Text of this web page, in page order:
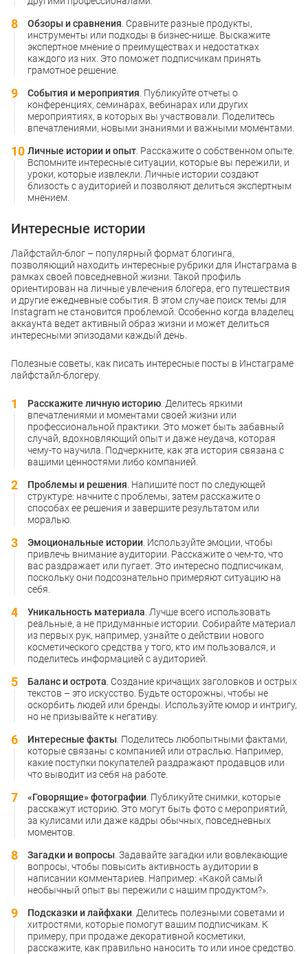
Обзоры и сравнения . Сравните разные продукты,
инструменты или подходы в бизнес-нише. Выскажите
экспертное мнение о преимуществах и недостатках
каждого из них. Это поможет подписчикам принять
грамотное решение.
События и мероприятия . Публикуйте отчеты о
конференциях, семинарах, вебинарах или других
мероприятиях, в которых вы участвовали. Поделитесь
впечатлениями, новыми знаниями и важными моментами.
Личные истории и опыт . Расскажите о собственном опыте.
Вспомните интересные ситуации, которые вы пережили, и
уроки, которые извлекли. Личные истории создают
близость с аудиторией и позволяют делиться экспертным
мнением.
Интересные истории
Лайфстайл-блог – популярный формат блогинга,
позволяющий находить интересные рубрики для Инстаграма в
рамках своей повседневной жизни. Такой профиль
ориентирован на личные увлечения блогера, его путешествия
и другие ежедневные события. В этом случае поиск темы для
Instagram не становится проблемой. Особенно когда владелец
аккаунта ведет активный образ жизни и может делиться
интересными эпизодами каждый день.
Полезные советы, как писать интересные посты в Инстаграме
лайфстайл-блогеру.
Расскажите личную историю . Делитесь яркими
впечатлениями и моментами своей жизни или
профессиональной практики. Это может быть забавный
случай, вдохновляющий опыт и даже неудача, которая
чему-то научила. Подчеркните, как эта история связана с
вашими ценностями либо компанией.
Проблемы и решения . Напишите пост по следующей
структуре: начните с проблемы, затем расскажите о
способах ее решения и завершите результатом или
моралью.
Эмоциональные истории . Используйте эмоции, чтобы
привлечь внимание аудитории. Расскажите о чем-то, что
вас раздражает или пугает. Это интересно подписчикам,
поскольку они подсознательно примеряют ситуацию на
себя.
Уникальность материала . Лучше всего использовать
реальные, а не придуманные истории. Собирайте материал
из первых рук, например, узнайте о действии нового
косметического средства у того, кто им пользовался, и
поделитесь информацией с аудиторией.
Баланс и острота . Создание кричащих заголовков и острых
текстов – это искусство. Будьте осторожны, чтобы не
оскорбить людей или бренды. Используйте юмор и интригу,
но не призывайте к негативу.
Интересные факты . Поделитесь любопытными фактами,
которые связаны с компанией или отраслью. Например,
какие поступки покупателей раздражают продавцов или
что выводит из себя на работе.
«Говорящие» фотографии . Публикуйте снимки, которые
расскажут историю. Это могут быть фото с мероприятий,
за кулисами или даже кадры обычных, повседневных
моментов.
Загадки и вопросы . Задавайте загадки или вовлекающие
вопросы, чтобы повысить активность аудитории в
написании комментариев. Например: «Какой самый
необычный опыт вы пережили с нашим продуктом?».
Подсказки и лайфхаки . Делитесь полезными советами и
хитростями, которые помогут вашим подписчикам. К
примеру, при продаже декоративной косметики,
расскажите, как правильно наносить то или иное средство.